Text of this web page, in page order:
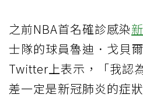
之前NBA首名確診感染
士隊的球員魯迪．戈貝
Twitter上表示，「我認
差一定是新冠肺炎的症